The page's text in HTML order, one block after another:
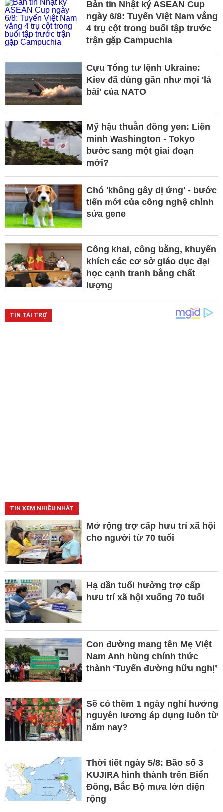
Bản tin Nhật ký ASEAN Cup
ngày 6/8: Tuyển Việt Nam vắng
4 trụ cột trong buổi tập trước
trận gặp Campuchia
Cựu Tổng tư lệnh Ukraine:
Kiev đã dùng gần như mọi 'lá
bài' của NATO
Mỹ hậu thuẫn đồng yen: Liên
minh Washington - Tokyo
bước sang một giai đoạn
mới?
Chó 'không gây dị ứng' - bước
tiến mới của công nghệ chỉnh
sửa gene
Công khai, công bằng, khuyến
khích các cơ sở giáo dục đại
học cạnh tranh bằng chất
lượng
TIN XEM NHIỀU NHẤT
Mở rộng trợ cấp hưu trí xã hội
cho người từ 70 tuổi
Hạ dần tuổi hưởng trợ cấp
hưu trí xã hội xuống 70 tuổi
Con đường mang tên Mẹ Việt
Nam Anh hùng chính thức
thành ‘Tuyến đường hữu nghị’
Sẽ có thêm 1 ngày nghỉ hưởng
nguyên lương áp dụng luôn từ
năm nay?
Thời tiết ngày 5/8: Bão số 3
KUJIRA hình thành trên Biển
Đông, Bắc Bộ mưa lớn diện
rộng